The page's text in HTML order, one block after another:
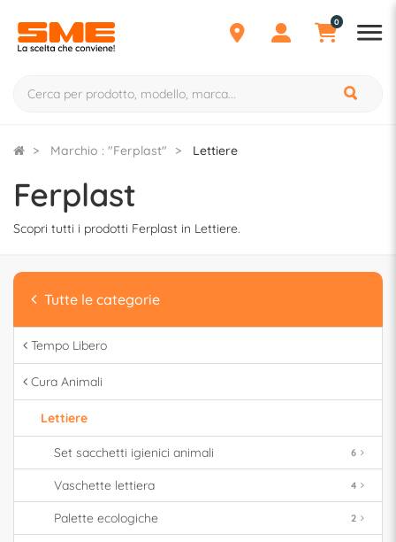
0
Marchio : "Ferplast" Lettiere
Ferplast
Scopri tutti i prodotti Ferplast in Lettiere.
Tutte le categorie
Tempo Libero
Cura Animali
Lettiere
6
Set sacchetti igienici animali
4
Vaschette lettiera
2
Palette ecologiche